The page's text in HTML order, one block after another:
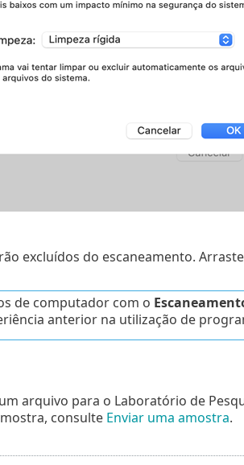
excluídos do escaneamento.
de computador com o
anterior na utilização de
arquivo para o Laboratório de
consulte Enviar uma amostra.